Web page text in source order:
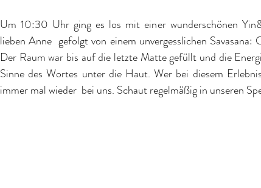
Um 10:30 Uhr ging es los mit einer wunderschönen
lieben Anne
gefolgt von einem unvergesslichen
Der Raum war bis auf die letzte Matte gefüllt und die
Sinne des Wortes unter die Haut. Wer bei diesem
immer mal wieder  bei uns. Schaut regelmäßig in unseren